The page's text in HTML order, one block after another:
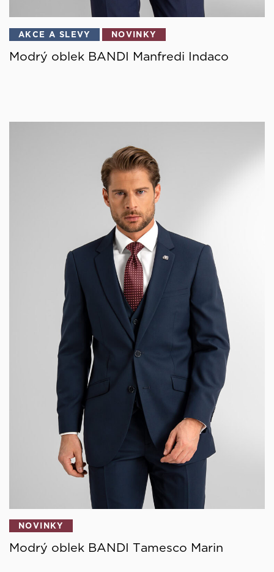
AKCE A SLEVY NOVINKY
Modrý oblek BANDI Manfredi Indaco
NOVINKY
Modrý oblek BANDI Tamesco Marin